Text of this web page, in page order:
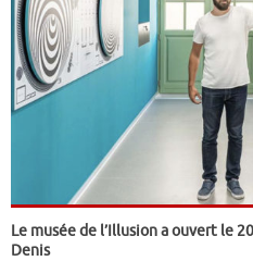
Le musée de l’Illusion a ouvert le
Denis